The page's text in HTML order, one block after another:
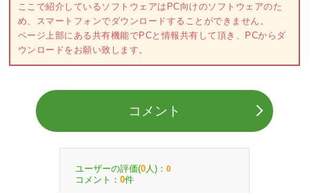
ここで紹介しているソフトウェアはPC向けのソフトウェアのた
め、スマートフォンでダウンロードすることができません。
ページ上部にある共有機能でPCと情報共有して頂き、PCからダ
ウンロードをお願い致します。
コメント
ユーザーの評価(0 人)： 0
コメント： 0件